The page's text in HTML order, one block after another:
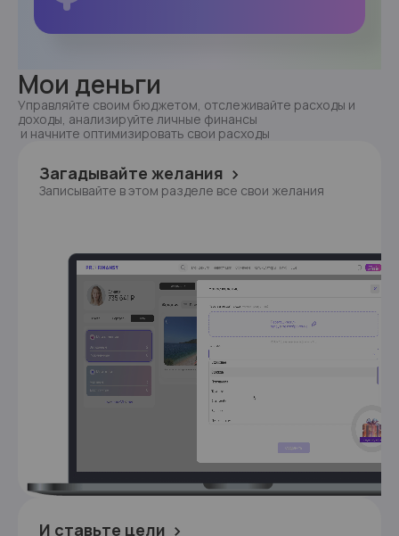
Мои деньги
Управляйте своим бюджетом, отслеживайте расходы и
доходы, анализируйте личные финансы
и начните оптимизировать свои расходы
Загадывайте желания
Записывайте в этом разделе все свои желания
И ставьте цели